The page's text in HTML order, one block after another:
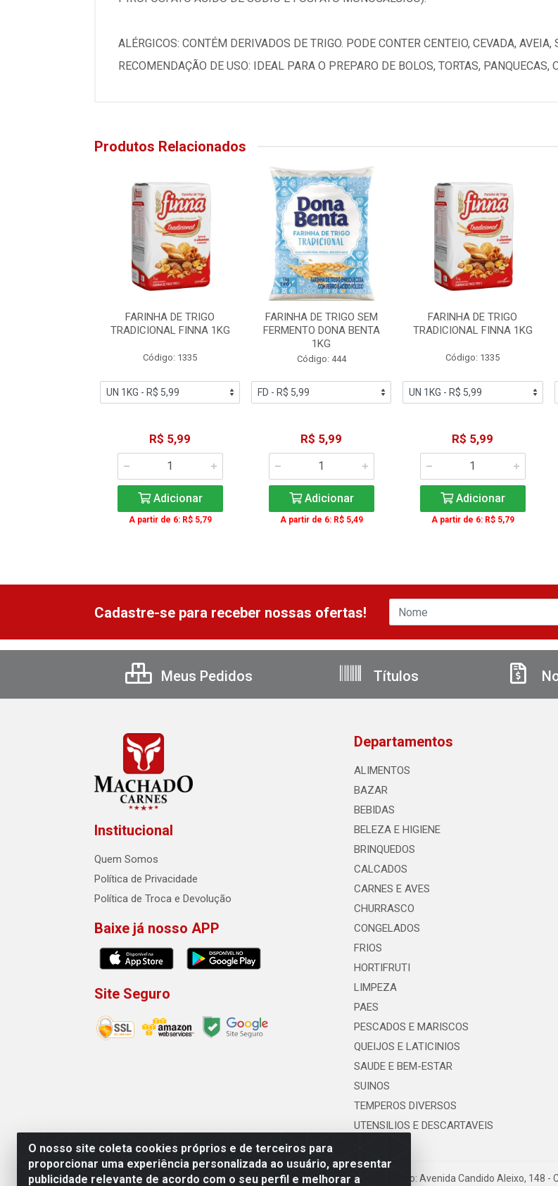
ALÉRGICOS: CONTÉM DERIVADOS DE TRIGO. PODE CONTER CENTEIO, CEVADA,
RECOMENDAÇÃO DE USO: IDEAL PARA O PREPARO DE BOLOS, TORTAS, PANQUECAS,
Produtos Relacionados
FARINHA DE TRIGO
TRADICIONAL FINNA 1KG
Código: 1335
R$ 5,99
Adicionar
A partir de 6: R$ 5,79
FARINHA DE TRIGO SEM
FERMENTO DONA BENTA
1KG
Código: 444
R$ 5,99
Adicionar
A partir de 6: R$ 5,49
FARINHA DE TRIGO
TRADICIONAL FINNA 1KG
Código: 1335
R$ 5,99
Adicionar
A partir de 6: R$ 5,79
O nosso site coleta cookies próprios e de terceiros para
proporcionar uma experiência personalizada ao usuário, apresentar
publicidade relevante de acordo com o seu perfil e melhorar a
Cadastre-se para receber nossas ofertas!
Meus Pedidos Títulos
Institucional
Quem Somos
Política de Privacidade
Política de Troca e Devolução
Baixe já nosso APP
Site Seguro
Departamentos
ALIMENTOS
BAZAR
BEBIDAS
BELEZA E HIGIENE
BRINQUEDOS
CALCADOS
CARNES E AVES
CHURRASCO
CONGELADOS
FRIOS
HORTIFRUTI
LIMPEZA
PAES
PESCADOS E MARISCOS
QUEIJOS E LATICINIOS
SAUDE E BEM-ESTAR
SUINOS
TEMPEROS DIVERSOS
UTENSILIOS E DESCARTAVEIS
Machado Carnes Distribuidora de Alimentos LTDA - Logradouro: Avenida Candido Aleixo, 148